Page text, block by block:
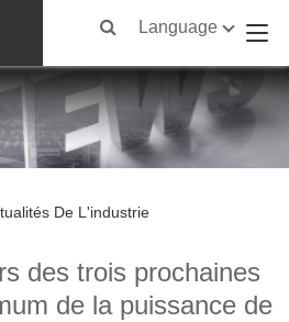
Language
De L'industrie
des trois prochaines
de la puissance de